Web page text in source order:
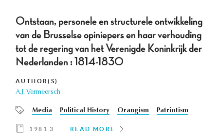
Ontstaan, personele en structurele ontwikkeling
van de Brusselse opiniepers en haar verhouding
tot de regering van het Verenigde Koninkrijk der
Nederlanden : 1814-1830
AUTHOR(S)
A.J. Vermeersch
Media Political History Orangism Patriotism
1981 3 READ MORE